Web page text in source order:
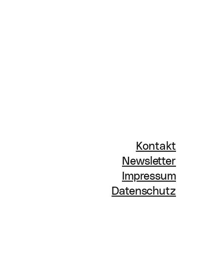
Kontakt
Newsletter
Impressum
Datenschutz